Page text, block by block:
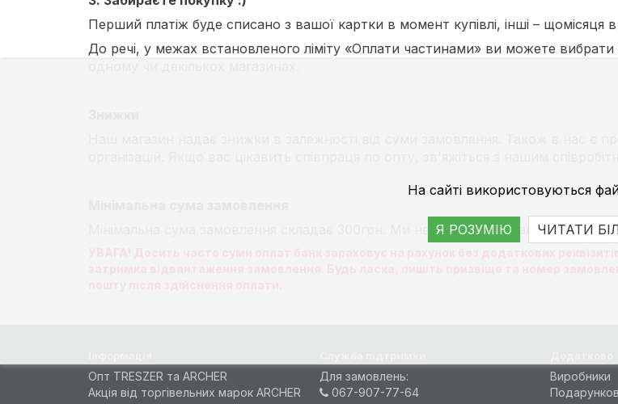
Перший платіж буде списано з вашої картки в момент купівлі, інші – щомісяця
До речі, у межах встановленого ліміту «Оплати частинами» ви можете
Мінімальна сума замовлення складає 300грн. Ми не приймаємо замовлення на
На сайті використовуються
Я РОЗУМІЮ ЧИТАТИ
Опт TRESZER та ARCHER
Акція від торгівельних марок ARCHER
Для замовлень:
067-907-77-64
Виробники